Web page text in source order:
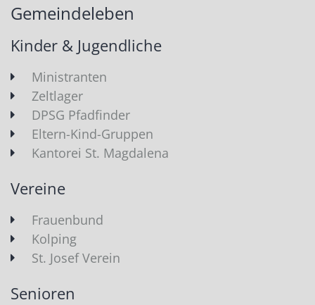
Gemeindeleben
Kinder & Jugendliche
Ministranten
Zeltlager
DPSG Pfadfinder
Eltern-Kind-Gruppen
Kantorei St. Magdalena
Vereine
Frauenbund
Kolping
St. Josef Verein
Senioren